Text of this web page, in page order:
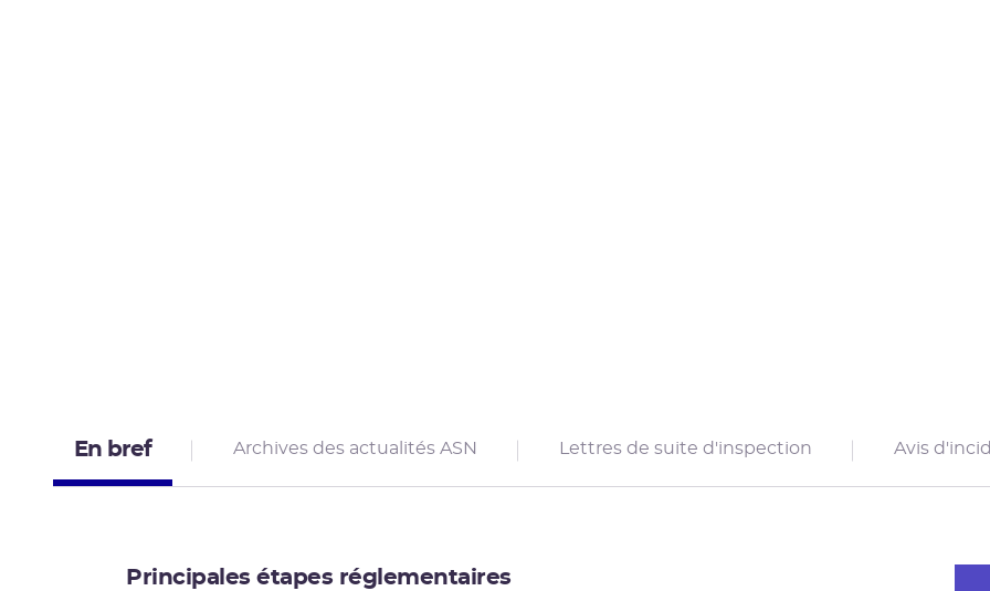
En bref Archives des actualités ASN Lettres de suite d'inspection Avis
Principales étapes réglementaires